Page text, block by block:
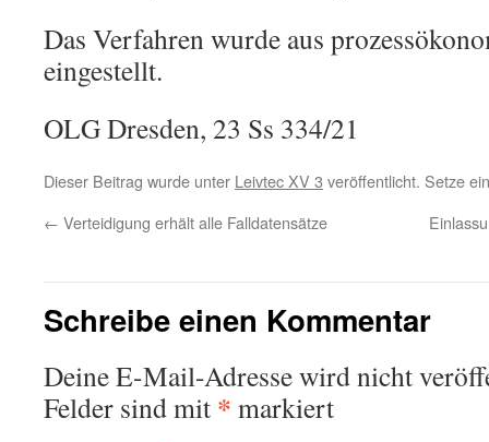
Das Verfahren wurde aus
eingestellt.
OLG Dresden, 23 Ss 334/21
Dieser Beitrag wurde unter Leivtec XV 3 veröffentlicht. Setze
← Verteidigung erhält alle Falldatensätze
Schreibe einen Kommentar
Deine E-Mail-Adresse wird nicht
Felder sind mit * markiert